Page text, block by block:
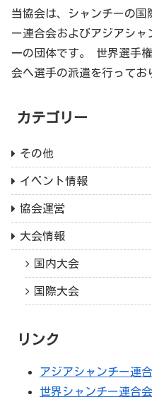
当協会は、シャンチーの
ー連合会およびアジアシ
一の団体です。 世界選手
会へ選手の派遣を行ってお
カテゴリー
その他
イベント情報
協会運営
大会情報
国内大会
国際大会
リンク
アジアシャンチー連
世界シャンチー連合会